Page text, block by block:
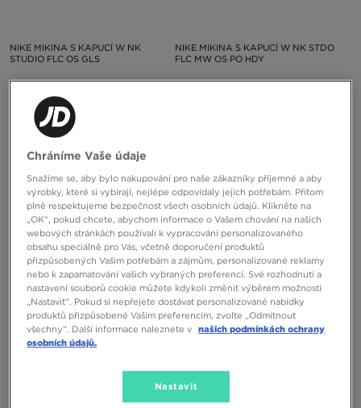
NIKE MIKINA S KAPUCÍ W NK
STUDIO FLC OS GLS
NIKE MIKINA S KAPUCÍ W NK STDO
FLC MW OS PO HDY
ONLY AT
NIKE MIKINA S KAPUCÍ W NK
STUDIO FLC OS GLS
1790 Kč
ONLY AT
JORDAN MIKINA S KAPUCÍ W
BROOKLYN FLEECE
Chráníme Vaše údaje
Snažíme se, aby bylo nakupování pro naše zákazníky příjemné a aby
výrobky, které si vybírají, nejlépe odpovídaly jejich potřebám. Přitom
plně respektujeme bezpečnost všech osobních údajů. Klikněte na
„OK“, pokud chcete, abychom informace o Vašem chování na našich
webových stránkách používali k vypracování personalizovaného
obsahu speciálně pro Vás, včetně doporučení produktů
přizpůsobených Vašim potřebám a zájmům, personalizované reklamy
nebo k zapamatování vašich vybraných preferencí. Své rozhodnutí a
nastavení souborů cookie můžete kdykoli změnit výběrem možnosti
„Nastavit“. Pokud si nepřejete dostávat personalizované nabídky
produktů přizpůsobené Vašim preferencím, zvolte „Odmítnout
všechny“. Další informace naleznete v našich podmínkách ochrany
osobních údajů.
Nastavit